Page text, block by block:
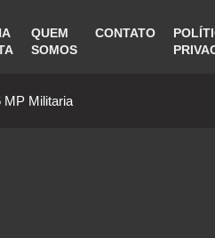
QUEM
SOMOS
CONTATO
MP Militaria